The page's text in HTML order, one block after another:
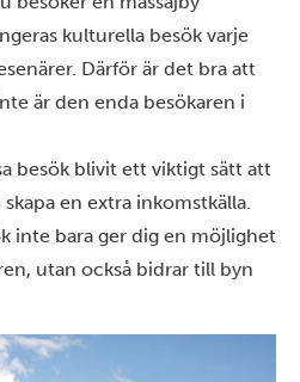
kulturella besök varje
Därför är det bra att
är den enda besökaren i
besök blivit ett viktigt sätt att
en extra inkomstkälla.
inte bara ger dig en möjlighet
utan också bidrar till byn